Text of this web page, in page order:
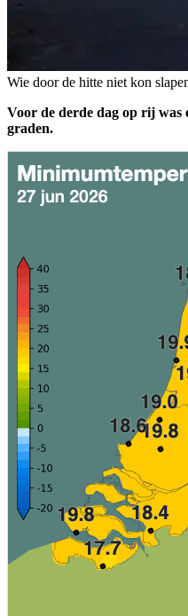
Wie door de hitte niet kon
Voor de derde dag op rij was
graden.